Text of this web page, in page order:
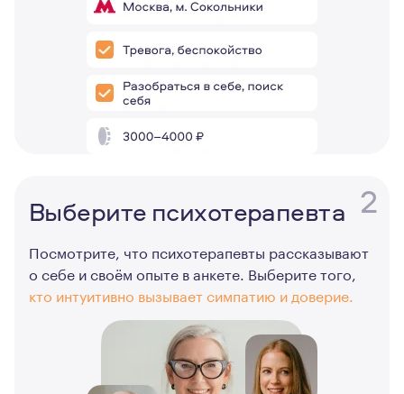
2
Выберите психотерапевта
Посмотрите, что психотерапевты рассказывают
о себе и своём опыте в анкете. Выберите того,
кто интуитивно вызывает симпатию и доверие.